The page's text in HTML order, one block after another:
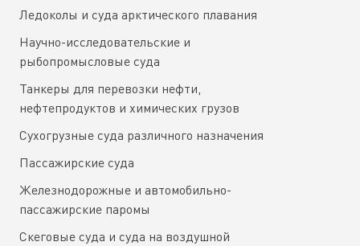
Ледоколы и суда арктического плавания
Научно-исследовательские и
рыбопромысловые суда
Танкеры для перевозки нефти,
нефтепродуктов и химических грузов
Сухогрузные суда различного назначения
Пассажирские суда
Железнодорожные и автомобильно-
пассажирские паромы
Скеговые суда и суда на воздушной